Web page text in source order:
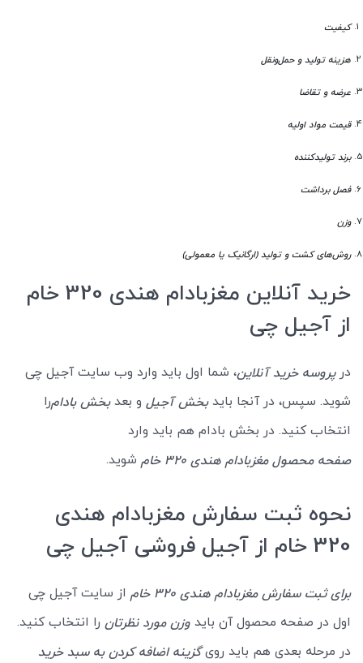
کیفیت
هزینه تولید و حمل‌ونقل
عرضه و تقاضا
قیمت مواد اولیه
برند تولیدکننده
فصل برداشت
وزن
روش‌های کشت و تولید (ارگانیک یا معمولی)
خرید آنلاین مغزبادام هندی 320 خام
از آجیل چی
درپروسه خرید آنلاین، شما اول باید وارد وب سایت آجیل چی
شوید. سپس، در آنجا بایدبخش آجیل و بعدبخش بادامرا
انتخاب کنید. در بخش بادام هم باید وارد
صفحه محصول مغزبادام هندی 320 خام
شوید.
نحوه ثبت سفارش مغزبادام هندی
320 خام از آجیل فروشی آجیل چی
برای ثبت سفارش مغزبادام هندی 320 خام
از سایت آجیل چی
اول در صفحه محصول آن باید وزن مورد نظرتان را انتخاب کنید.
در مرحله بعدی هم باید رویگزینه اضافه کردن به سبد خرید